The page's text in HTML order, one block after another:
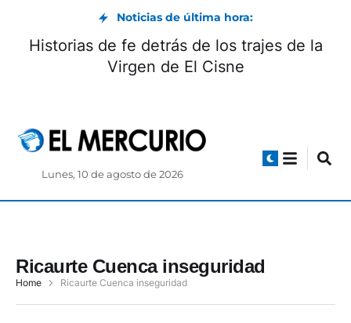
Noticias de última hora:
Historias de fe detrás de los trajes de la
Virgen de El Cisne
Lunes, 10 de agosto de 2026
Ricaurte Cuenca inseguridad
Home Ricaurte Cuenca inseguridad